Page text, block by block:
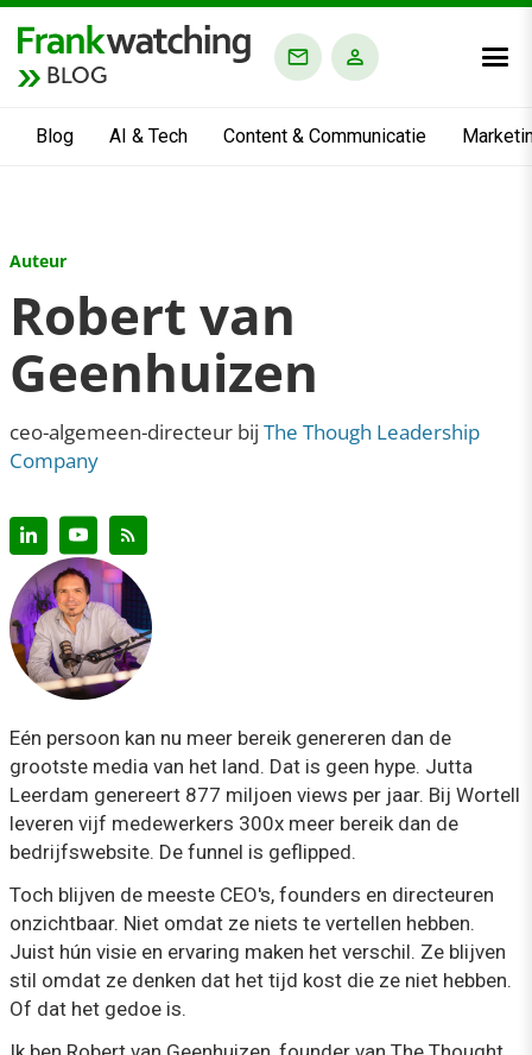
BLOG
Blog AI & Tech Content & Communicatie
Auteur
Robert van
Geenhuizen
ceo-algemeen-directeur bij The Though Leadership
Company
Eén persoon kan nu meer bereik genereren dan de
grootste media van het land. Dat is geen hype. Jutta
Leerdam genereert 877 miljoen views per jaar. Bij Wortell
leveren vijf medewerkers 300x meer bereik dan de
bedrijfswebsite. De funnel is geflipped.
Toch blijven de meeste CEO's, founders en directeuren
onzichtbaar. Niet omdat ze niets te vertellen hebben.
Juist hún visie en ervaring maken het verschil. Ze blijven
stil omdat ze denken dat het tijd kost die ze niet hebben.
Of dat het gedoe is.